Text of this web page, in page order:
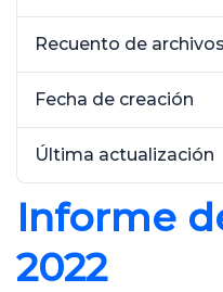
Recuento de archivos
Fecha de creación
Última actualización
Informe
2022